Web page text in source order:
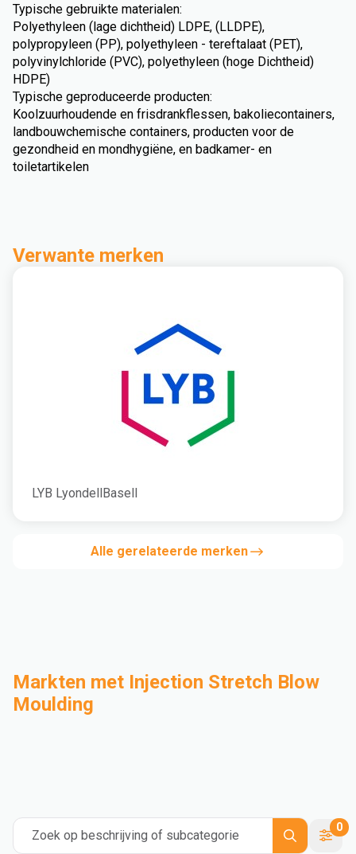
Typische gebruikte materialen:
Polyethyleen (lage dichtheid) LDPE, (LLDPE),
polypropyleen (PP), polyethyleen - tereftalaat (PET),
polyvinylchloride (PVC), polyethyleen (hoge Dichtheid)
HDPE)
Typische geproduceerde producten:
Koolzuurhoudende en frisdrankflessen, bakoliecontainers,
landbouwchemische containers, producten voor de
gezondheid en mondhygiëne, en badkamer- en
toiletartikelen
Verwante merken
LYB LyondellBasell
Alle gerelateerde merken
Markten met Injection Stretch Blow
Moulding
Zoek op beschrijving of subcategorie
0